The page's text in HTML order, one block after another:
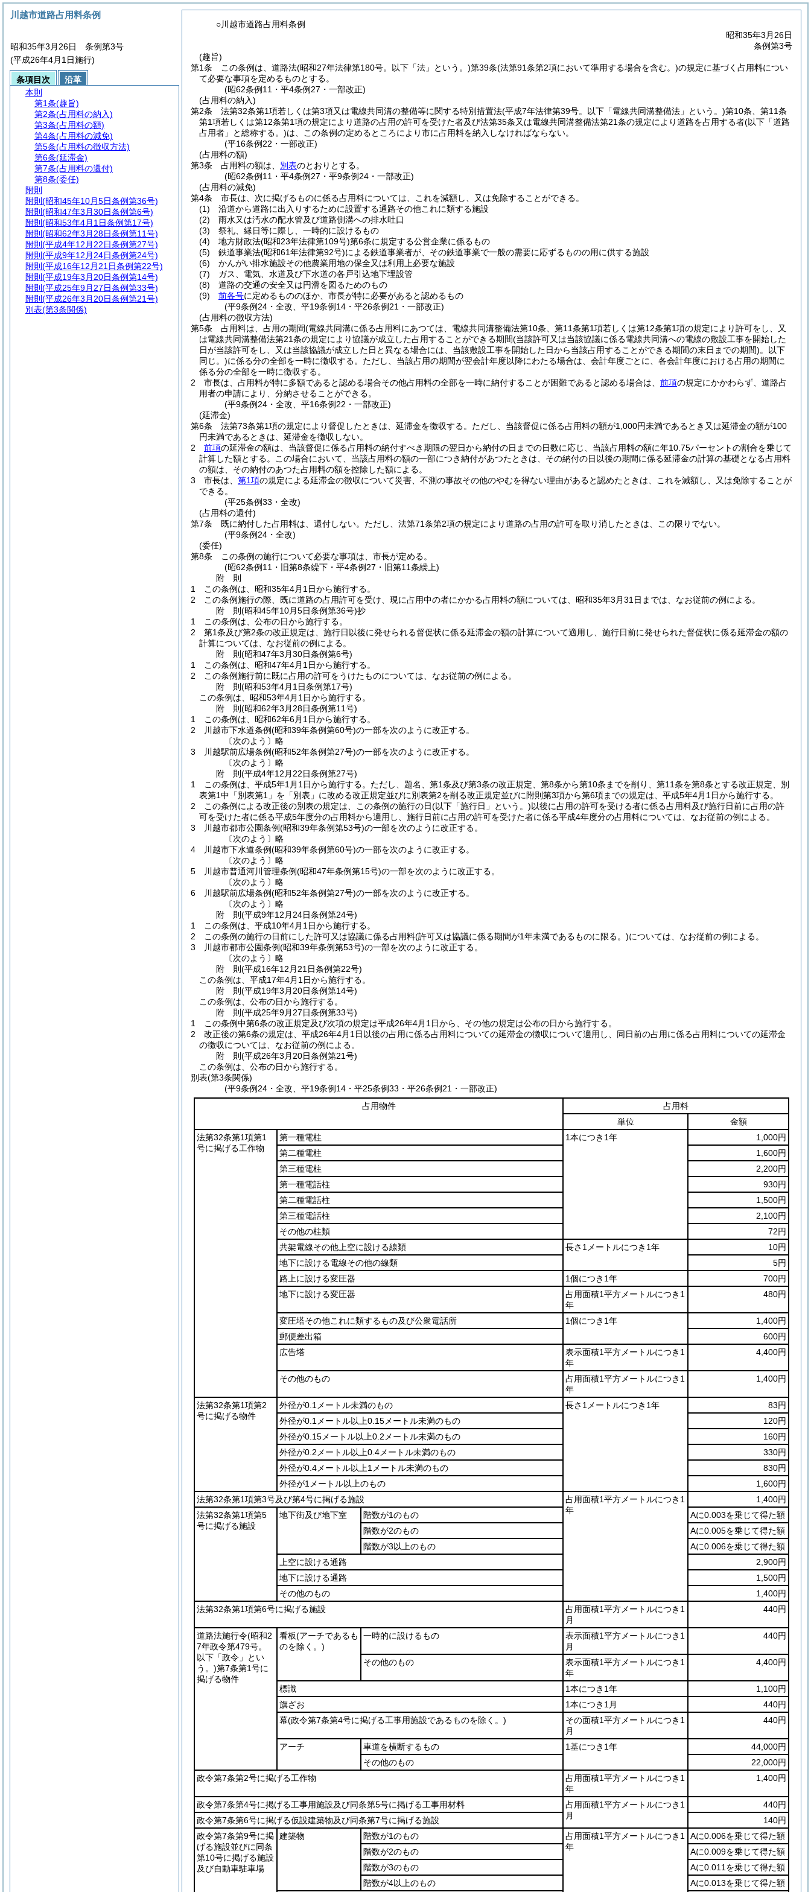
○川越市道路占用料条例
昭和35年3月26日
条例第3号
(趣旨)
第1条
この条例は、道路法(昭和27年法律第180号。以下「法」という。)第39条(法第91条第2項において準用する場合を含む。)の規定に基づく占用料につい
て必要な事項を定めるものとする。
(昭62条例11・平4条例27・一部改正)
(占用料の納入)
第2条
法第32条第1項若しくは第3項又は電線共同溝の整備等に関する特別措置法(平成7年法律第39号。以下「電線共同溝整備法」という。)第10条、第11条
第1項若しくは第12条第1項の規定により道路の占用の許可を受けた者及び法第35条又は電線共同溝整備法第21条の規定により道路を占用する者(以下「道路
占用者」と総称する。)は、この条例の定めるところにより市に占用料を納入しなければならない。
(平16条例22・一部改正)
(占用料の額)
第3条
占用料の額は、 別表のとおりとする。
(昭62条例11・平4条例27・平9条例24・一部改正)
(占用料の減免)
第4条
市長は、次に掲げるものに係る占用料については、これを減額し、又は免除することができる。
(1)
沿道から道路に出入りするために設置する通路その他これに類する施設
(2)
雨水又は汚水の配水管及び道路側溝への排水吐口
(3)
祭礼、縁日等に際し、一時的に設けるもの
(4)
地方財政法(昭和23年法律第109号)第6条に規定する公営企業に係るもの
(5)
鉄道事業法(昭和61年法律第92号)による鉄道事業者が、その鉄道事業で一般の需要に応ずるものの用に供する施設
(6)
かんがい排水施設その他農業用地の保全又は利用上必要な施設
(7)
ガス、電気、水道及び下水道の各戸引込地下埋設管
(8)
道路の交通の安全又は円滑を図るためのもの
(9)
前各号に定めるもののほか、市長が特に必要があると認めるもの
(平9条例24・全改、平19条例14・平26条例21・一部改正)
(占用料の徴収方法)
第5条
占用料は、占用の期間(電線共同溝に係る占用料にあつては、電線共同溝整備法第10条、第11条第1項若しくは第12条第1項の規定により許可をし、又
は電線共同溝整備法第21条の規定により協議が成立した占用することができる期間(当該許可又は当該協議に係る電線共同溝への電線の敷設工事を開始した
日が当該許可をし、又は当該協議が成立した日と異なる場合には、当該敷設工事を開始した日から当該占用することができる期間の末日までの期間)。以下
同じ。)に係る分の全部を一時に徴収する。 ただし、当該占用の期間が翌会計年度以降にわたる場合は、会計年度ごとに、各会計年度における占用の期間に
係る分の全部を一時に徴収する。
2
市長は、占用料が特に多額であると認める場合その他占用料の全部を一時に納付することが困難であると認める場合は、 前項の規定にかかわらず、道路占
用者の申請により、分納させることができる。
(平9条例24・全改、平16条例22・一部改正)
(延滞金)
第6条
法第73条第1項の規定により督促したときは、延滞金を徴収する。 ただし、当該督促に係る占用料の額が1,000円未満であるとき又は延滞金の額が100
円未満であるときは、延滞金を徴収しない。
2
前項の延滞金の額は、当該督促に係る占用料の納付すべき期限の翌日から納付の日までの日数に応じ、当該占用料の額に年10.75パーセントの割合を乗じて
計算した額とする。
この場合において、当該占用料の額の一部につき納付があつたときは、その納付の日以後の期間に係る延滞金の計算の基礎となる占用料
の額は、その納付のあつた占用料の額を控除した額による。
3
市長は、 第1項の規定による延滞金の徴収について災害、不測の事故その他のやむを得ない理由があると認めたときは、これを減額し、又は免除することが
できる。
(平25条例33・全改)
(占用料の還付)
第7条
既に納付した占用料は、還付しない。 ただし、法第71条第2項の規定により道路の占用の許可を取り消したときは、この限りでない。
(平9条例24・全改)
(委任)
第8条
この条例の施行について必要な事項は、市長が定める。
(昭62条例11・旧第8条繰下・平4条例27・旧第11条繰上)
附 則
1
この条例は、昭和35年4月1日から施行する。
2
この条例施行の際、既に道路の占用許可を受け、現に占用中の者にかかる占用料の額については、昭和35年3月31日までは、なお従前の例による。
附 則(昭和45年10月5日条例第36号)抄
1
この条例は、公布の日から施行する。
2
第1条及び第2条の改正規定は、施行日以後に発せられる督促状に係る延滞金の額の計算について適用し、施行日前に発せられた督促状に係る延滞金の額の
計算については、なお従前の例による。
附 則(昭和47年3月30日条例第6号)
1
この条例は、昭和47年4月1日から施行する。
2
この条例施行前に既に占用の許可をうけたものについては、なお従前の例による。
附 則(昭和53年4月1日条例第17号)
この条例は、昭和53年4月1日から施行する。
附 則(昭和62年3月28日条例第11号)
1
この条例は、昭和62年6月1日から施行する。
2
川越市下水道条例(昭和39年条例第60号)の一部を次のように改正する。
〔次のよう〕略
3
川越駅前広場条例(昭和52年条例第27号)の一部を次のように改正する。
〔次のよう〕略
附 則(平成4年12月22日条例第27号)
1
この条例は、平成5年1月1日から施行する。 ただし、題名、第1条及び第3条の改正規定、第8条から第10条までを削り、第11条を第8条とする改正規定、別
表第1中「別表第1」を「別表」に改める改正規定並びに別表第2を削る改正規定並びに附則第3項から第6項までの規定は、平成5年4月1日から施行する。
2
この条例による改正後の別表の規定は、この条例の施行の日(以下「施行日」という。)以後に占用の許可を受ける者に係る占用料及び施行日前に占用の許
可を受けた者に係る平成5年度分の占用料から適用し、施行日前に占用の許可を受けた者に係る平成4年度分の占用料については、なお従前の例による。
3
川越市都市公園条例(昭和39年条例第53号)の一部を次のように改正する。
〔次のよう〕略
4
川越市下水道条例(昭和39年条例第60号)の一部を次のように改正する。
〔次のよう〕略
5
川越市普通河川管理条例(昭和47年条例第15号)の一部を次のように改正する。
〔次のよう〕略
6
川越駅前広場条例(昭和52年条例第27号)の一部を次のように改正する。
〔次のよう〕略
附 則(平成9年12月24日条例第24号)
1
この条例は、平成10年4月1日から施行する。
2
この条例の施行の日前にした許可又は協議に係る占用料(許可又は協議に係る期間が1年未満であるものに限る。)については、なお従前の例による。
3
川越市都市公園条例(昭和39年条例第53号)の一部を次のように改正する。
〔次のよう〕略
附 則(平成16年12月21日条例第22号)
この条例は、平成17年4月1日から施行する。
附 則(平成19年3月20日条例第14号)
この条例は、公布の日から施行する。
附 則(平成25年9月27日条例第33号)
1
この条例中第6条の改正規定及び次項の規定は平成26年4月1日から、その他の規定は公布の日から施行する。
2
改正後の第6条の規定は、平成26年4月1日以後の占用に係る占用料についての延滞金の徴収について適用し、同日前の占用に係る占用料についての延滞金
の徴収については、なお従前の例による。
附 則(平成26年3月20日条例第21号)
この条例は、公布の日から施行する。
別表(第3条関係)
(平9条例24・全改、平19条例14・平25条例33・平26条例21・一部改正)
占用物件
占用料
単位
金額
法第32条第1項第1
号に掲げる工作物
第一種電柱 1本につき1年
1,000円
第二種電柱
1,600円
第三種電柱
2,200円
第一種電話柱
930円
第二種電話柱
1,500円
第三種電話柱
2,100円
その他の柱類
72円
共架電線その他上空に設ける線類
長さ1メートルにつき1年
10円
地下に設ける電線その他の線類
5円
路上に設ける変圧器
1個につき1年
700円
地下に設ける変圧器
占用面積1平方メートルにつき1
年
480円
変圧塔その他これに類するもの及び公衆電話所 1個につき1年
1,400円
郵便差出箱
600円
広告塔
表示面積1平方メートルにつき1
年
4,400円
その他のもの
占用面積1平方メートルにつき1
年
1,400円
法第32条第1項第2
号に掲げる物件
外径が0.1メートル未満のもの 長さ1メートルにつき1年
83円
外径が0.1メートル以上0.15メートル未満のもの
120円
外径が0.15メートル以上0.2メートル未満のもの
160円
外径が0.2メートル以上0.4メートル未満のもの
330円
外径が0.4メートル以上1メートル未満のもの
830円
外径が1メートル以上のもの
1,600円
法第32条第1項第3号及び第4号に掲げる施設
占用面積1平方メートルにつき1
年
1,400円
法第32条第1項第5
号に掲げる施設
地下街及び地下室 階数が1のもの
Aに0.003を乗じて得た額
階数が2のもの
Aに0.005を乗じて得た額
階数が3以上のもの
Aに0.006を乗じて得た額
上空に設ける通路
2,900円
地下に設ける通路
1,500円
その他のもの
1,400円
法第32条第1項第6号に掲げる施設
占用面積1平方メートルにつき1
月
440円
道路法施行令(昭和2
7年政令第479号。
以下「政令」とい
う。)第7条第1号に
掲げる物件
看板(アーチであるも
のを除く。)
一時的に設けるもの
表示面積1平方メートルにつき1
月
440円
その他のもの
表示面積1平方メートルにつき1
年
4,400円
標識 1本につき1年
1,100円
旗ざお
1本につき1月
440円
幕(政令第7条第4号に掲げる工事用施設であるものを除く。)
その面積1平方メートルにつき1
月
440円
アーチ 車道を横断するもの 1基につき1年
44,000円
その他のもの
22,000円
政令第7条第2号に掲げる工作物
占用面積1平方メートルにつき1
年
1,400円
政令第7条第4号に掲げる工事用施設及び同条第5号に掲げる工事用材料
占用面積1平方メートルにつき1
月
440円
政令第7条第6号に掲げる仮設建築物及び同条第7号に掲げる施設
140円
政令第7条第9号に掲
げる施設並びに同条
第10号に掲げる施設
及び自動車駐車場
建築物 階数が1のもの
占用面積1平方メートルにつき1
年
Aに0.006を乗じて得た額
階数が2のもの
Aに0.009を乗じて得た額
階数が3のもの
Aに0.011を乗じて得た額
階数が4以上のもの
Aに0.013を乗じて得た額
川越市道路占用料条例
昭和35年3月26日 条例第3号
(平成26年4月1日施行)
条項目次
沿革
本則
第1条(趣旨)
第2条(占用料の納入)
第3条(占用料の額)
第4条(占用料の減免)
第5条(占用料の徴収方法)
第6条(延滞金)
第7条(占用料の還付)
第8条(委任)
附則
附則 (昭和45年10月5日条例第36号)
附則 (昭和47年3月30日条例第6号)
附則 (昭和53年4月1日条例第17号)
附則 (昭和62年3月28日条例第11号)
附則 (平成4年12月22日条例第27号)
附則 (平成9年12月24日条例第24号)
附則 (平成16年12月21日条例第22号)
附則 (平成19年3月20日条例第14号)
附則 (平成25年9月27日条例第33号)
附則 (平成26年3月20日条例第21号)
別表(第3条関係)